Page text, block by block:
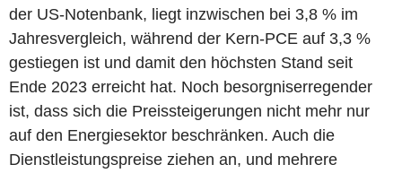
der US-Notenbank, liegt inzwischen bei 3,8 % im
Jahresvergleich, während der Kern-PCE auf 3,3 %
gestiegen ist und damit den höchsten Stand seit
Ende 2023 erreicht hat. Noch besorgniserregender
ist, dass sich die Preissteigerungen nicht mehr nur
auf den Energiesektor beschränken. Auch die
Dienstleistungspreise ziehen an, und mehrere